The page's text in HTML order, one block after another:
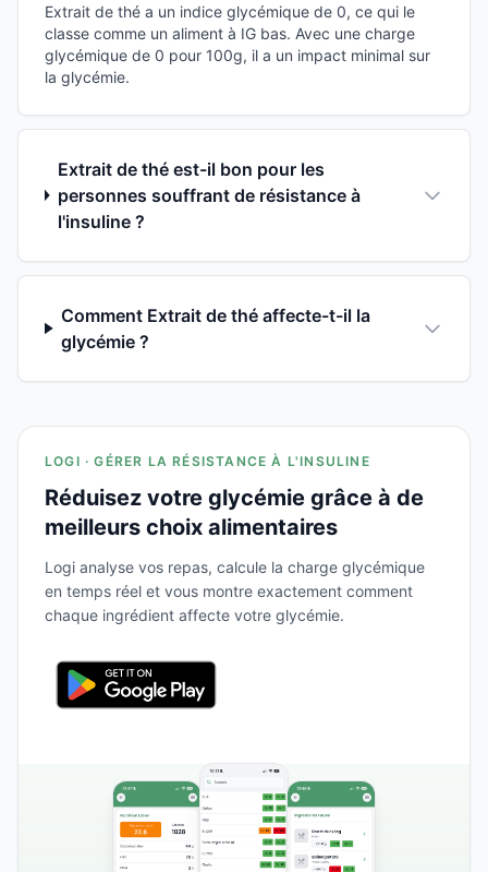
Extrait de thé a un indice glycémique de 0, ce qui le
classe comme un aliment à IG bas. Avec une charge
glycémique de 0 pour 100g, il a un impact minimal sur
la glycémie.
Extrait de thé est-il bon pour les
personnes souffrant de résistance à
l'insuline ?
Comment Extrait de thé affecte-t-il la
glycémie ?
LOGI · GÉRER LA RÉSISTANCE À L'INSULINE
Réduisez votre glycémie grâce à de
meilleurs choix alimentaires
Logi analyse vos repas, calcule la charge glycémique
en temps réel et vous montre exactement comment
chaque ingrédient affecte votre glycémie.